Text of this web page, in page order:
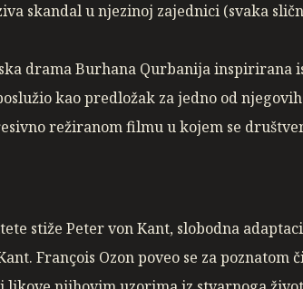
skandal u njezinoj zajednici (svaka
drama Burhana Qurbanija inspirirana
kao predložak za jedno od
režiranom filmu u kojem se
stiže Peter von Kant, slobodna
François Ozon poveo se za poznatom